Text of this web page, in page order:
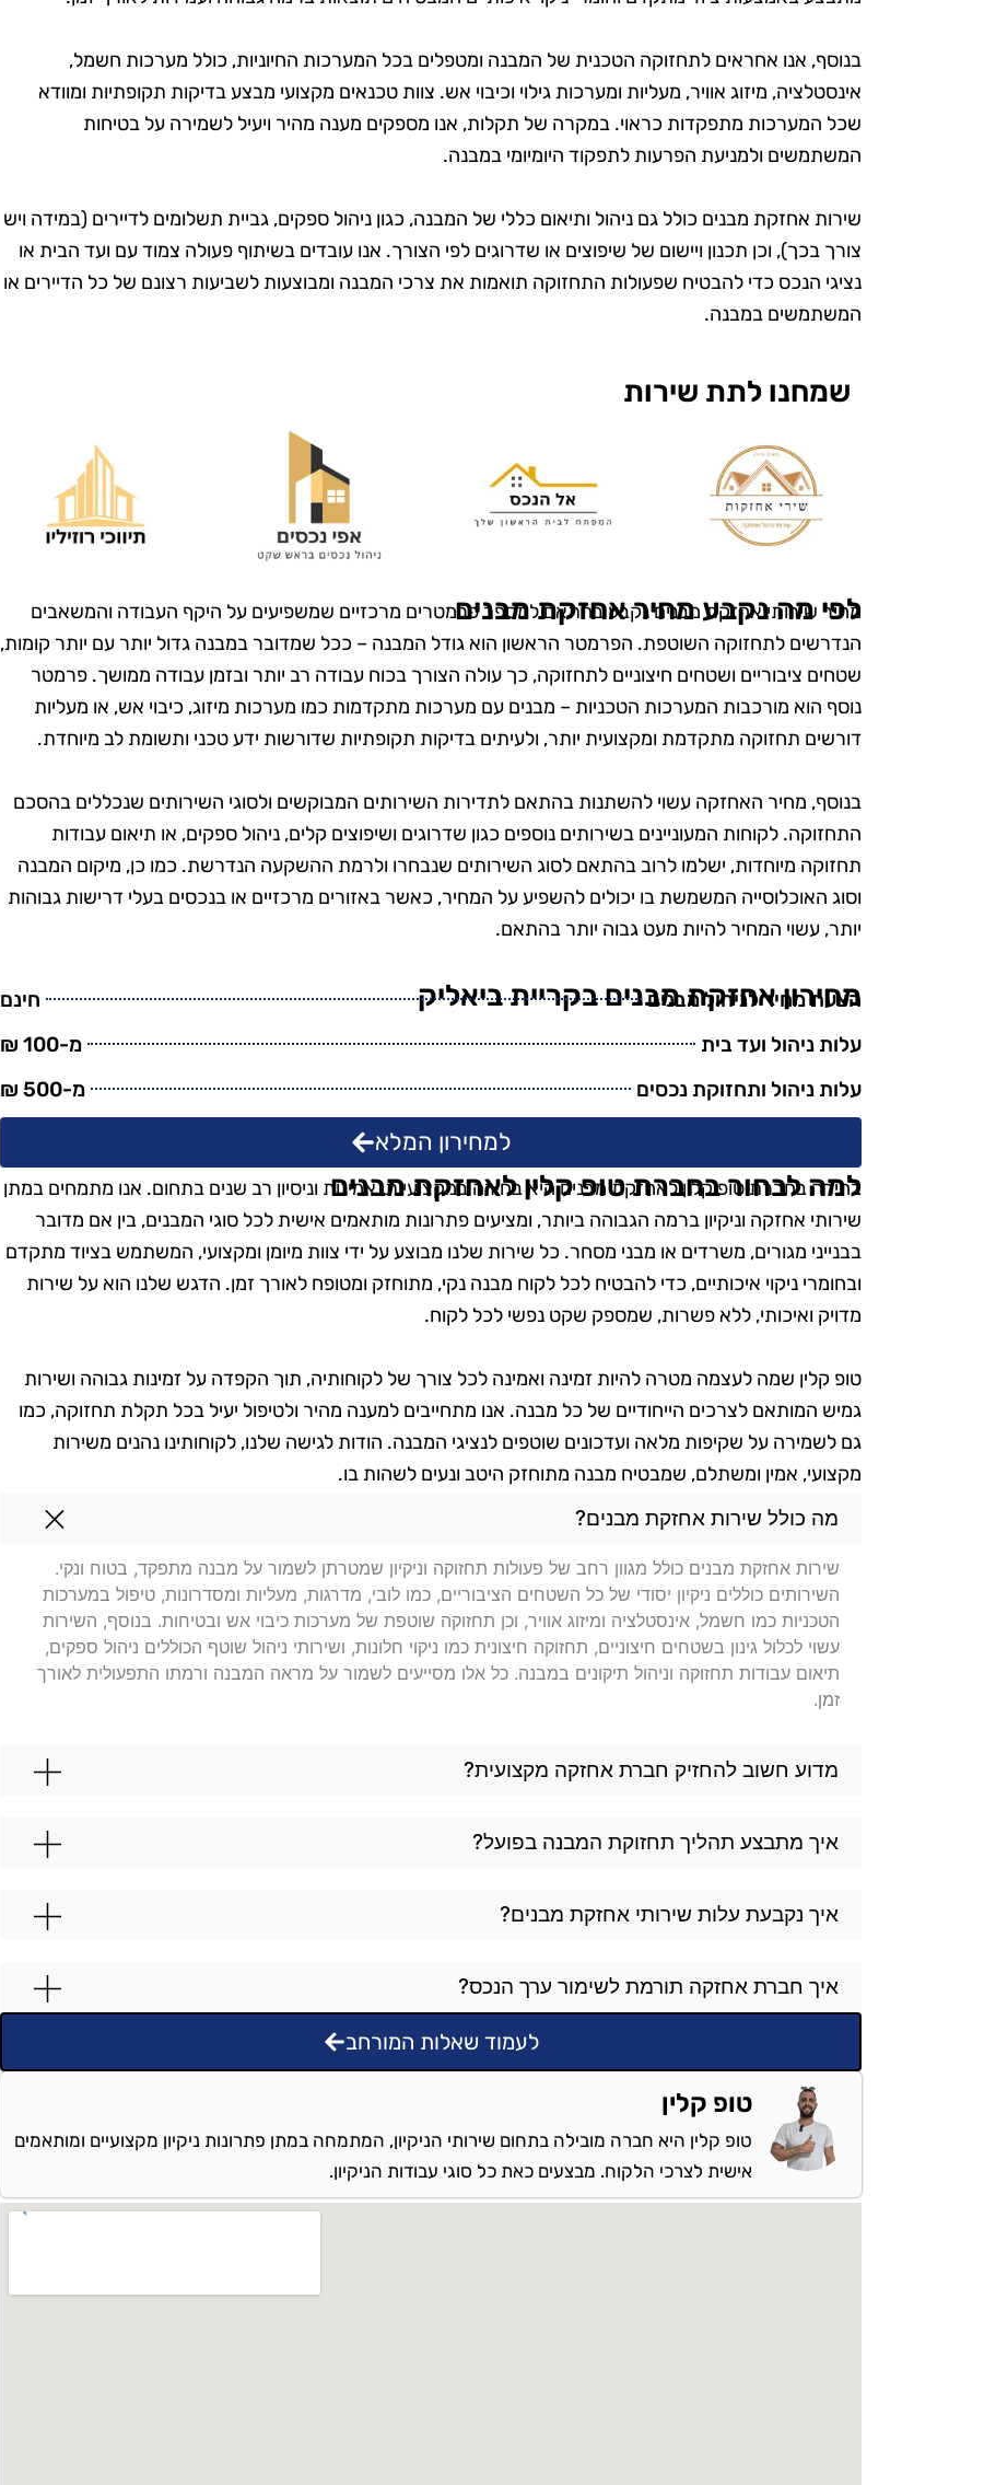
בנוסף, אנו אחראים לתחזוקה הטכנית של המבנה ומטפלים בכל המערכות החיוניות, כולל מערכות חשמל,
אינסטלציה, מיזוג אוויר, מעליות ומערכות גילוי וכיבוי אש. צוות טכנאים מקצועי מבצע בדיקות תקופתיות ומוודא
שכל המערכות מתפקדות כראוי. במקרה של תקלות, אנו מספקים מענה מהיר ויעיל לשמירה על בטיחות
המשתמשים ולמניעת הפרעות לתפקוד היומיומי במבנה.
שירות אחזקת מבנים כולל גם ניהול ותיאום כללי של המבנה, כגון ניהול ספקים, גביית תשלומים לדיירים (במידה ויש
צורך בכך), וכן תכנון ויישום של שיפוצים או שדרוגים לפי הצורך. אנו עובדים בשיתוף פעולה צמוד עם ועד הבית או
נציגי הנכס כדי להבטיח שפעולות התחזוקה תואמות את צרכי המבנה ומבוצעות לשביעות רצונם של כל הדיירים או
המשתמשים במבנה.
שמחנו לתת שירות
לפי מה נקבע מחיר אחזקת מבנים
מחיר שירותי אחזקת מבנים נקבע בהתאם למספר פרמטרים מרכזיים שמשפיעים על היקף העבודה והמשאבים
הנדרשים לתחזוקה השוטפת. הפרמטר הראשון הוא גודל המבנה – ככל שמדובר במבנה גדול יותר עם יותר קומות,
שטחים ציבוריים ושטחים חיצוניים לתחזוקה, כך עולה הצורך בכוח עבודה רב יותר ובזמן עבודה ממושך. פרמטר
נוסף הוא מורכבות המערכות הטכניות – מבנים עם מערכות מתקדמות כמו מערכות מיזוג, כיבוי אש, או מעליות
דורשים תחזוקה מתקדמת ומקצועית יותר, ולעיתים בדיקות תקופתיות שדורשות ידע טכני ותשומת לב מיוחדת.
בנוסף, מחיר האחזקה עשוי להשתנות בהתאם לתדירות השירותים המבוקשים ולסוגי השירותים שנכללים בהסכם
התחזוקה. לקוחות המעוניינים בשירותים נוספים כגון שדרוגים ושיפוצים קלים, ניהול ספקים, או תיאום עבודות
תחזוקה מיוחדות, ישלמו לרוב בהתאם לסוג השירותים שנבחרו ולרמת ההשקעה הנדרשת. כמו כן, מיקום המבנה
וסוג האוכלוסייה המשמשת בו יכולים להשפיע על המחיר, כאשר באזורים מרכזיים או בנכסים בעלי דרישות גבוהות
יותר, עשוי המחיר להיות מעט גבוה יותר בהתאם.
מחירון אחזקת מבנים בקריית ביאליק
הצעת מחיר לניהול מבנים
חינם
עלות ניהול ועד בית
מ-100 ₪
עלות ניהול ותחזוקת נכסים
מ-500 ₪
למחירון המלא
למה לבחור בחברת טופ קלין לאחזקת מבנים
בחירה בחברת טופ קלין לאחזקת מבנים היא בחירה במקצועיות, אמינות וניסיון רב שנים בתחום. אנו מתמחים במתן
שירותי אחזקה וניקיון ברמה הגבוהה ביותר, ומציעים פתרונות מותאמים אישית לכל סוגי המבנים, בין אם מדובר
בבנייני מגורים, משרדים או מבני מסחר. כל שירות שלנו מבוצע על ידי צוות מיומן ומקצועי, המשתמש בציוד מתקדם
ובחומרי ניקוי איכותיים, כדי להבטיח לכל לקוח מבנה נקי, מתוחזק ומטופח לאורך זמן. הדגש שלנו הוא על שירות
מדויק ואיכותי, ללא פשרות, שמספק שקט נפשי לכל לקוח.
טופ קלין שמה לעצמה מטרה להיות זמינה ואמינה לכל צורך של לקוחותיה, תוך הקפדה על זמינות גבוהה ושירות
גמיש המותאם לצרכים הייחודיים של כל מבנה. אנו מתחייבים למענה מהיר ולטיפול יעיל בכל תקלת תחזוקה, כמו
גם לשמירה על שקיפות מלאה ועדכונים שוטפים לנציגי המבנה. הודות לגישה שלנו, לקוחותינו נהנים משירות
מקצועי, אמין ומשתלם, שמבטיח מבנה מתוחזק היטב ונעים לשהות בו.
שאלות בנושא אחזקת מבנים בקריית ביאליק
מה כולל שירות אחזקת מבנים?
שירות אחזקת מבנים כולל מגוון רחב של פעולות תחזוקה וניקיון שמטרתן לשמור על מבנה מתפקד, בטוח ונקי.
השירותים כוללים ניקיון יסודי של כל השטחים הציבוריים, כמו לובי, מדרגות, מעליות ומסדרונות, טיפול במערכות
הטכניות כמו חשמל, אינסטלציה ומיזוג אוויר, וכן תחזוקה שוטפת של מערכות כיבוי אש ובטיחות. בנוסף, השירות
עשוי לכלול גינון בשטחים חיצוניים, תחזוקה חיצונית כמו ניקוי חלונות, ושירותי ניהול שוטף הכוללים ניהול ספקים,
תיאום עבודות תחזוקה וניהול תיקונים במבנה. כל אלו מסייעים לשמור על מראה המבנה ורמתו התפעולית לאורך
זמן.
מדוע חשוב להחזיק חברת אחזקה מקצועית?
איך מתבצע תהליך תחזוקת המבנה בפועל?
איך נקבעת עלות שירותי אחזקת מבנים?
איך חברת אחזקה תורמת לשימור ערך הנכס?
לעמוד שאלות המורחב
טופ קלין
טופ קלין היא חברה מובילה בתחום שירותי הניקיון, המתמחה במתן פתרונות ניקיון מקצועיים ומותאמים
אישית לצרכי הלקוח. מבצעים כאת כל סוגי עבודות הניקיון.
מעולם לא היה כל כך נקי
ומטופח. הם דאגו לכל
הפרטים הקטנים, וגם
הקפידו להשתמש בחומרים
ידידותיים לסביבה. השירות
היה נהדר, והמחיר היה הוגן.
אין ספק שאמשיך להשתמש
בשירותיהם."
המלצות טובות, ולא
התאכזבתי. הצוות הגיע
בזמן, היה מאוד מקצועי
ומסודר בדיוק כמו שציפיתי.
בהחלט אשתמש בשירותים
שלהם שוב בעתיד!"